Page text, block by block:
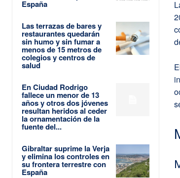
España
Las terrazas de bares y
restaurantes quedarán
sin humo y sin fumar a
menos de 15 metros de
colegios y centros de
salud
En Ciudad Rodrigo
fallece un menor de 13
años y otros dos jóvenes
resultan heridos al ceder
la ornamentación de la
fuente del...
Gibraltar suprime la Verja
y elimina los controles en
su frontera terrestre con
España